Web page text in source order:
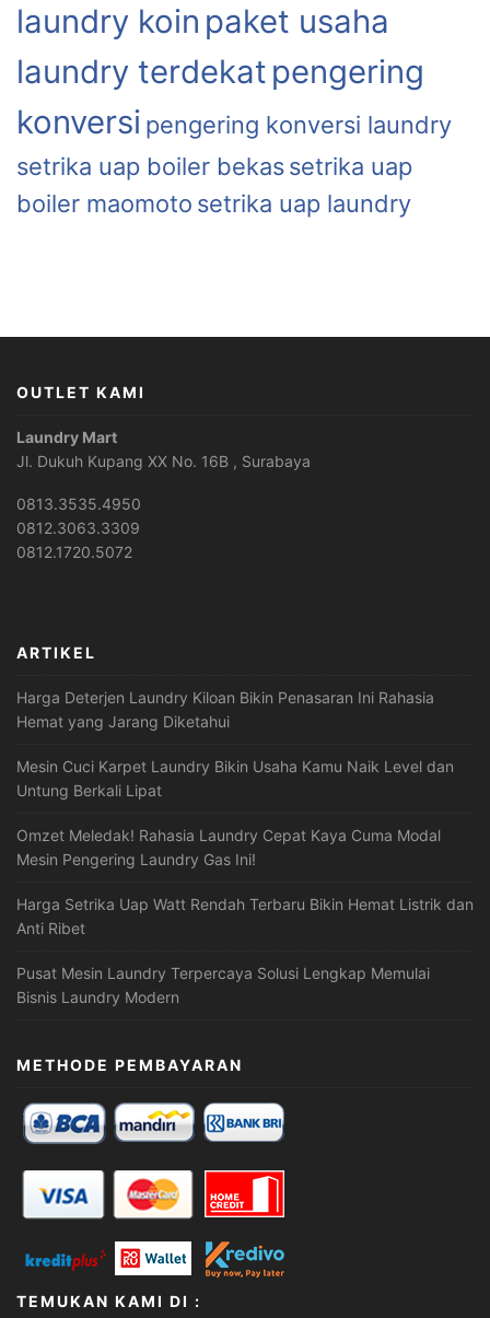
laundry koin paket usaha
laundry terdekat pengering
konversi pengering konversi laundry
setrika uap boiler bekassetrika uap
boiler maomoto setrika uap laundry
OUTLET KAMI
Laundry Mart
Jl. Dukuh Kupang XX No. 16B , Surabaya
0813.3535.4950
0812.3063.3309
0812.1720.5072
ARTIKEL
Harga Deterjen Laundry Kiloan Bikin Penasaran Ini Rahasia
Hemat yang Jarang Diketahui
Mesin Cuci Karpet Laundry Bikin Usaha Kamu Naik Level dan
Untung Berkali Lipat
Omzet Meledak! Rahasia Laundry Cepat Kaya Cuma Modal
Mesin Pengering Laundry Gas Ini!
Harga Setrika Uap Watt Rendah Terbaru Bikin Hemat Listrik dan
Anti Ribet
Pusat Mesin Laundry Terpercaya Solusi Lengkap Memulai
Bisnis Laundry Modern
METHODE PEMBAYARAN
TEMUKAN KAMI DI :